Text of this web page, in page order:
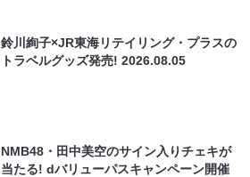
鈴川絢子×JR東海リテイリング・プラスの
トラベルグッズ発売!2026.08.05
NMB48・田中美空のサイン入りチェキが
当たる! dバリューパスキャンペーン開催